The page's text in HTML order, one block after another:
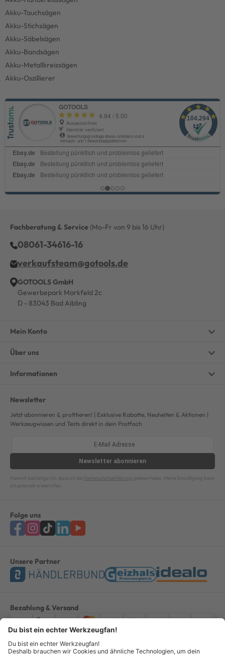
Akku-Tauchsägen
Akku-Stichsägen
Akku-Säbelsägen
Akku-Bandsägen
Akku-Metallkreissägen
Akku-Oszillierer
Fachberatung & Service (Mo-Fr von 9 bis 16 Uhr)
08061-34616-16
verkaufsteam@gotools.de
GOTOOLS GmbH
Gewerbepark Markfeld 2c
D - 83043 Bad Aibling
Mein Konto
Über uns
Informationen
Newsletter
Jetzt abonnieren & profitieren! | Exklusive Rabatte, Neuheiten & Aktionen |
Werkzeugwissen und Tests direkt in dein Postfach
Newsletter abonnieren
Hiermit bestätige ich, dass ich die Datenschutzerklärung gelesen habe. Meine Einwilligung kann
ich jederzeit widerrufen.
Folge uns
Unsere Partner
Bezahlung & Versand